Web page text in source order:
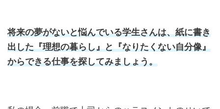
将来の夢がないと悩んでいる学生さんは、紙に書き
出した『理想の暮らし』と『なりたくない自分像』
からできる仕事を探してみましょう。